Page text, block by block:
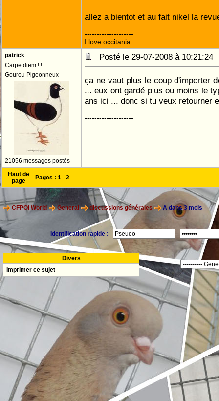
allez a bientot et au fait nikel la
--------------------
I love occitania
patrick
Carpe diem ! !
Gourou Pigeonneux
21056 messages postés
Posté le 29-07-2008 à
ça ne vaut plus le coup d'importer
... eux ont gardé plus ou moins le
ans ici ... donc si tu veux retourner
--------------------
Haut de
page
Pages : 1 - 2
CFPOI World General discussions générales A dans 3 mois
Identification rapide :
Divers
Imprimer ce sujet